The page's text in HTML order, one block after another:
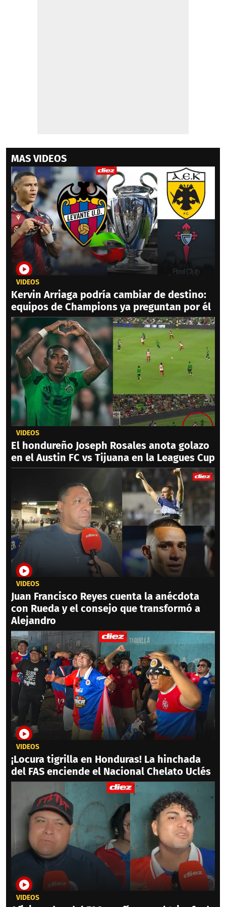
MAS VIDEOS
VIDEOS
Kervin Arriaga podría cambiar de destino:
equipos de Champions ya preguntan por él
VIDEOS
El hondureño Joseph Rosales anota golazo
en el Austin FC vs Tijuana en la Leagues Cup
VIDEOS
Juan Francisco Reyes cuenta la anécdota
con Rueda y el consejo que transformó a
Alejandro
VIDEOS
¡Locura tigrilla en Honduras! La hinchada
del FAS enciende el Nacional Chelato Uclés
VIDEOS